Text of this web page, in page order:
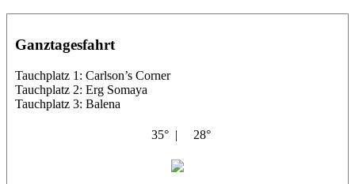
Ganztagesfahrt
Tauchplatz 1: Carlson’s Corner
Tauchplatz 2: Erg Somaya
Tauchplatz 3: Balena
35° | 28°